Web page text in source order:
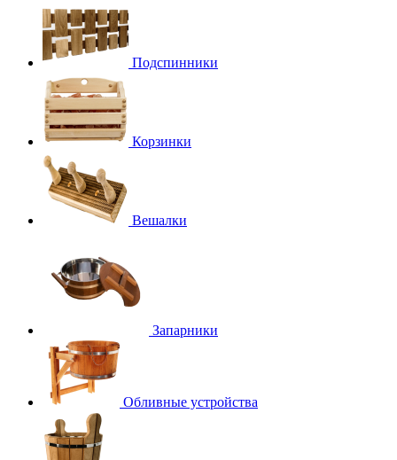
Подспинники
Корзинки
Вешалки
Запарники
Обливные устройства